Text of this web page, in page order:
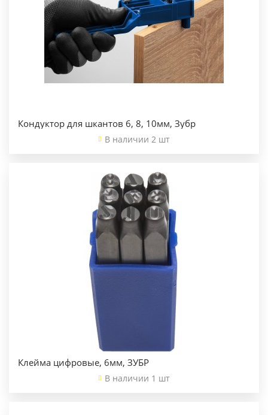
Кондуктор для шкантов 6, 8, 10мм, Зубр
В наличии 2 шт
Клейма цифровые, 6мм, ЗУБР
В наличии 1 шт